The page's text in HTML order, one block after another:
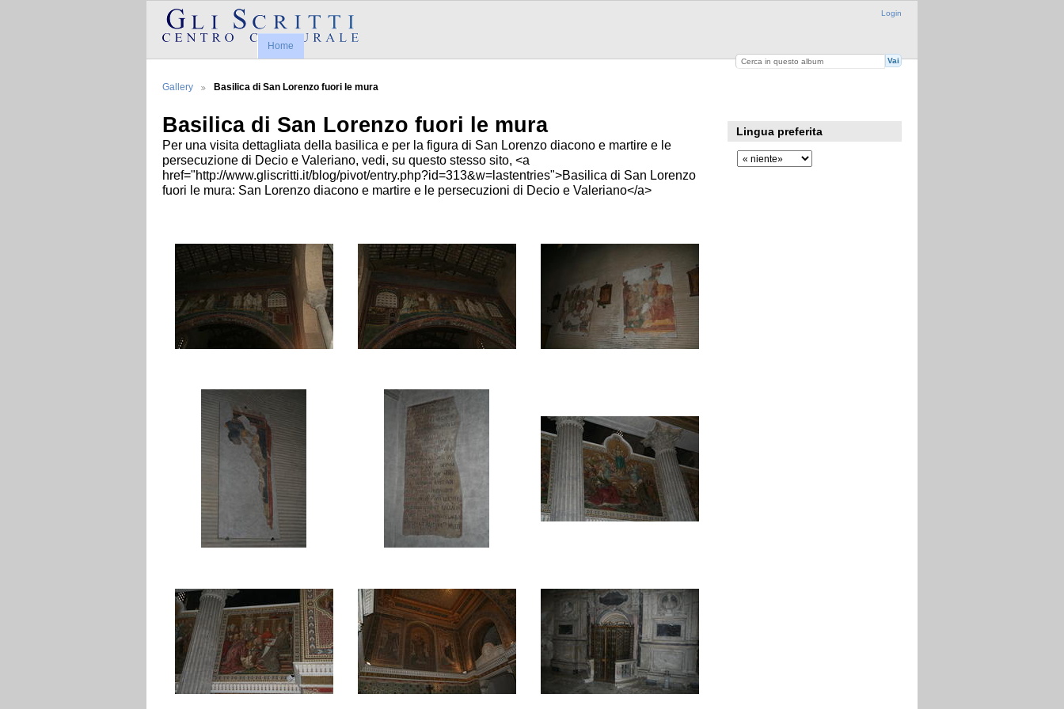
Login
Home
Gallery Basilica di San Lorenzo fuori le mura
Basilica di San Lorenzo fuori le mura
Per una visita dettagliata della basilica e per la figura di San Lorenzo diacono e martire e le
persecuzione di Decio e Valeriano, vedi, su questo stesso sito, <a
href="http://www.gliscritti.it/blog/pivot/entry.php?id=313&w=lastentries">Basilica di San Lorenzo
fuori le mura: San Lorenzo diacono e martire e le persecuzioni di Decio e Valeriano</a>
Lingua preferita